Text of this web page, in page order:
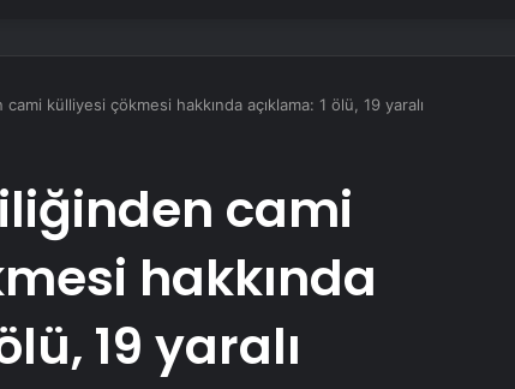
külliyesi çökmesi hakkında açıklama: 1 ölü, 19 yaralı
cami
hakkında
19 yaralı